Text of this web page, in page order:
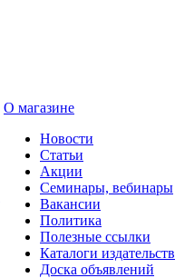
О магазине
Новости
Статьи
Акции
Семинары, вебинары
Вакансии
Политика
Полезные ссылки
Каталоги издательств
Доска объявлений